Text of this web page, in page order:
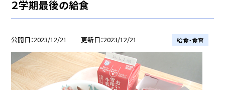
２学期最後の給食
公開日 2023/12/21 更新日 2023/12/21 給食・食育